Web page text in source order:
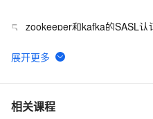
5 zookeeper和kafka的SASL认
6
【机器学习技巧】回归模型
sklearn中的调用方式
7 微软 MSE Build 1.0.1959.0 最
相关课程